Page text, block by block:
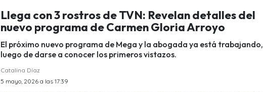
Llega con 3 rostros de TVN: Revelan detalles del
nuevo programa de Carmen Gloria Arroyo
El próximo nuevo programa de Mega y la abogada ya está trabajando,
luego de darse a conocer los primeros vistazos.
Catalina Díaz
5 mayo, 2026 a las 17:39